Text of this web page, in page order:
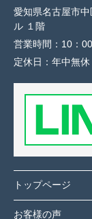
愛知県名古屋市
ル １階
営業時間： 10：
定休日： 年中無休
トップページ
お客様の声